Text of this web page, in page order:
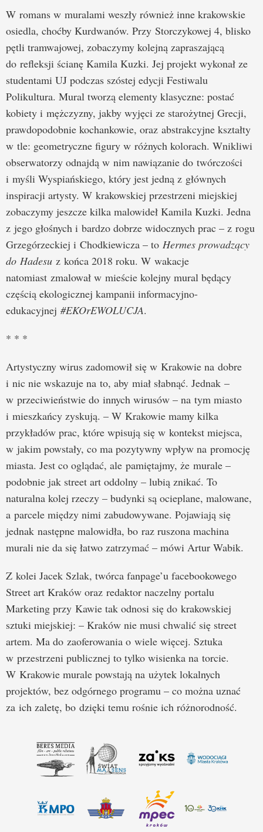
W romans w muralami weszły również inne krakowskie
osiedla, choćby Kurdwanów. Przy Storczykowej 4, blisko
pętli tramwajowej, zobaczymy kolejną zapraszającą
do refleksji ścianę Kamila Kuzki. Jej projekt wykonał ze
studentami UJ podczas szóstej edycji Festiwalu
Polikultura. Mural tworzą elementy klasyczne: postać
kobiety i mężczyzny, jakby wyjęci ze starożytnej Grecji,
prawdopodobnie kochankowie, oraz abstrakcyjne kształty
w tle: geometryczne figury w różnych kolorach. Wnikliwi
obserwatorzy odnajdą w nim nawiązanie do twórczości
i myśli Wyspiańskiego, który jest jedną z głównych
inspiracji artysty. W krakowskiej przestrzeni miejskiej
zobaczymy jeszcze kilka malowideł Kamila Kuzki. Jedna
z jego głośnych i bardzo dobrze widocznych prac – z rogu
Grzegórzeckiej i Chodkiewicza – to Hermes prowadzący
do Hadesu z końca 2018 roku. W wakacje
natomiast zmalował w mieście kolejny mural będący
częścią ekologicznej kampanii informacyjno-
edukacyjnej #EKOrEWOLUCJA.
* * *
Artystyczny wirus zadomowił się w Krakowie na dobre
i nic nie wskazuje na to, aby miał słabnąć. Jednak –
w przeciwieństwie do innych wirusów – na tym miasto
i mieszkańcy zyskują. – W Krakowie mamy kilka
przykładów prac, które wpisują się w kontekst miejsca,
w jakim powstały, co ma pozytywny wpływ na promocję
miasta. Jest co oglądać, ale pamiętajmy, że murale –
podobnie jak street art oddolny – lubią znikać. To
naturalna kolej rzeczy – budynki są ocieplane, malowane,
a parcele między nimi zabudowywane. Pojawiają się
jednak następne malowidła, bo raz ruszona machina
murali nie da się łatwo zatrzymać – mówi Artur Wabik.
Z kolei Jacek Szlak, twórca fanpage’u facebookowego
Street art Kraków oraz redaktor naczelny portalu
Marketing przy Kawie tak odnosi się do krakowskiej
sztuki miejskiej: – Kraków nie musi chwalić się street
artem. Ma do zaoferowania o wiele więcej. Sztuka
w przestrzeni publicznej to tylko wisienka na torcie.
W Krakowie murale powstają na użytek lokalnych
projektów, bez odgórnego programu – co można uznać
za ich zaletę, bo dzięki temu rośnie ich różnorodność.